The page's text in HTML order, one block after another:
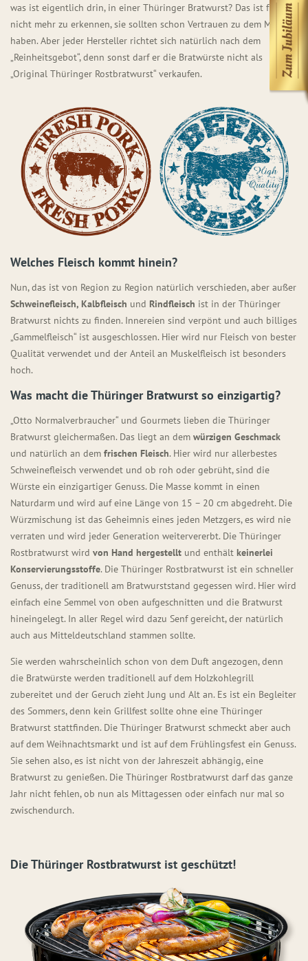
was ist eigentlich drin, in einer Thüringer Bratwurst? Das ist freilich
nicht mehr zu erkennen, sie sollten schon Vertrauen zu dem Metzger
haben. Aber jeder Hersteller richtet sich natürlich nach dem
„Reinheitsgebot“, denn sonst darf er die Bratwürste nicht als
„Original Thüringer Rostbratwurst“ verkaufen.
Welches Fleisch kommt hinein?
Nun, das ist von Region zu Region natürlich verschieden, aber außer
Schweinefleisch, Kalbfleisch und Rindfleisch ist in der Thüringer
Bratwurst nichts zu finden. Innereien sind verpönt und auch billiges
„Gammelfleisch“ ist ausgeschlossen. Hier wird nur Fleisch von bester
Qualität verwendet und der Anteil an Muskelfleisch ist besonders
hoch.
Was macht die Thüringer Bratwurst so einzigartig?
„Otto Normalverbraucher“ und Gourmets lieben die Thüringer
Bratwurst gleichermaßen. Das liegt an dem würzigen Geschmack
und natürlich an dem frischen Fleisch. Hier wird nur allerbestes
Schweinefleisch verwendet und ob roh oder gebrüht, sind die
Würste ein einzigartiger Genuss. Die Masse kommt in einen
Naturdarm und wird auf eine Länge von 15 – 20 cm abgedreht. Die
Würzmischung ist das Geheimnis eines jeden Metzgers, es wird nie
verraten und wird jeder Generation weitervererbt. Die Thüringer
Rostbratwurst wird von Hand hergestellt und enthält keinerlei
Konservierungsstoffe. Die Thüringer Rostbratwurst ist ein schneller
Genuss, der traditionell am Bratwurststand gegessen wird. Hier wird
einfach eine Semmel von oben aufgeschnitten und die Bratwurst
hineingelegt. In aller Regel wird dazu Senf gereicht, der natürlich
auch aus Mitteldeutschland stammen sollte.
Sie werden wahrscheinlich schon von dem Duft angezogen, denn
die Bratwürste werden traditionell auf dem Holzkohlegrill
zubereitet und der Geruch zieht Jung und Alt an. Es ist ein Begleiter
des Sommers, denn kein Grillfest sollte ohne eine Thüringer
Bratwurst stattfinden. Die Thüringer Bratwurst schmeckt aber auch
auf dem Weihnachtsmarkt und ist auf dem Frühlingsfest ein Genuss.
Sie sehen also, es ist nicht von der Jahreszeit abhängig, eine
Bratwurst zu genießen. Die Thüringer Rostbratwurst darf das ganze
Jahr nicht fehlen, ob nun als Mittagessen oder einfach nur mal so
zwischendurch.
Die Thüringer Rostbratwurst ist geschützt!